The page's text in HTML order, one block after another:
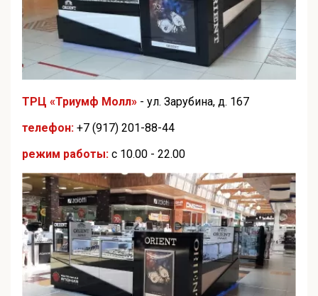
ТРЦ «Триумф Молл» - ул. Зарубина, д. 167
телефон: +7 (917) 201-88-44
режим работы: с 10.00 - 22.00